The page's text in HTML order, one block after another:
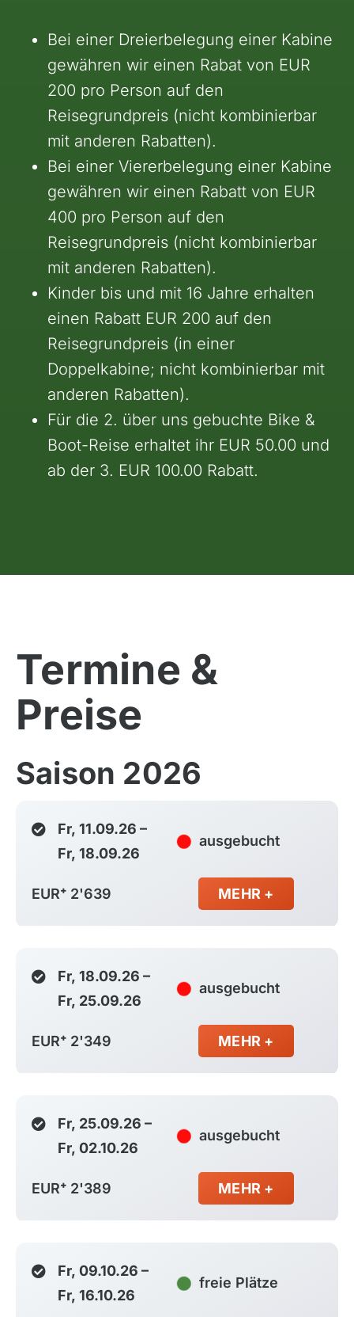
Bei einer Dreierbelegung einer Kabine
gewähren wir einen Rabat von EUR
200 pro Person auf den
Reisegrundpreis (nicht kombinierbar
mit anderen Rabatten).
Bei einer Viererbelegung einer Kabine
gewähren wir einen Rabatt von EUR
400 pro Person auf den
Reisegrundpreis (nicht kombinierbar
mit anderen Rabatten).
Kinder bis und mit 16 Jahre erhalten
einen Rabatt EUR 200 auf den
Reisegrundpreis (in einer
Doppelkabine; nicht kombinierbar mit
anderen Rabatten).
Für die 2. über uns gebuchte Bike &
Boot-Reise erhaltet ihr EUR 50.00 und
ab der 3. EUR 100.00 Rabatt.
Termine &
Preise
Saison 2026
Fr, 11.09.26 –
Fr, 18.09.26
ausgebucht
EUR⁺ 2'639 MEHR +
Fr, 18.09.26 –
Fr, 25.09.26
ausgebucht
EUR⁺ 2'349 MEHR +
Fr, 25.09.26 –
Fr, 02.10.26
ausgebucht
EUR⁺ 2'389 MEHR +
Fr, 09.10.26 –
Fr, 16.10.26
freie Plätze